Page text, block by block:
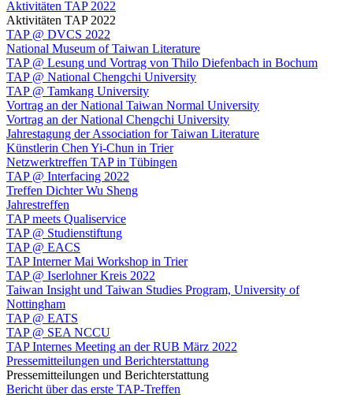
Aktivitäten TAP 2022
Aktivitäten TAP 2022
TAP @ DVCS 2022
National Museum of Taiwan Literature
TAP @ Lesung und Vortrag von Thilo Diefenbach in Bochum
TAP @ National Chengchi University
TAP @ Tamkang University
Vortrag an der National Taiwan Normal University
Vortrag an der National Chengchi University
Jahrestagung der Association for Taiwan Literature
Künstlerin Chen Yi-Chun in Trier
Netzwerktreffen TAP in Tübingen
TAP @ Interfacing 2022
Treffen Dichter Wu Sheng
Jahrestreffen
TAP meets Qualiservice
TAP @ Studienstiftung
TAP @ EACS
TAP Interner Mai Workshop in Trier
TAP @ Iserlohner Kreis 2022
Taiwan Insight und Taiwan Studies Program, University of
Nottingham
TAP @ EATS
TAP @ SEA NCCU
TAP Internes Meeting an der RUB März 2022
Pressemitteilungen und Berichterstattung
Pressemitteilungen und Berichterstattung
Bericht über das erste TAP-Treffen